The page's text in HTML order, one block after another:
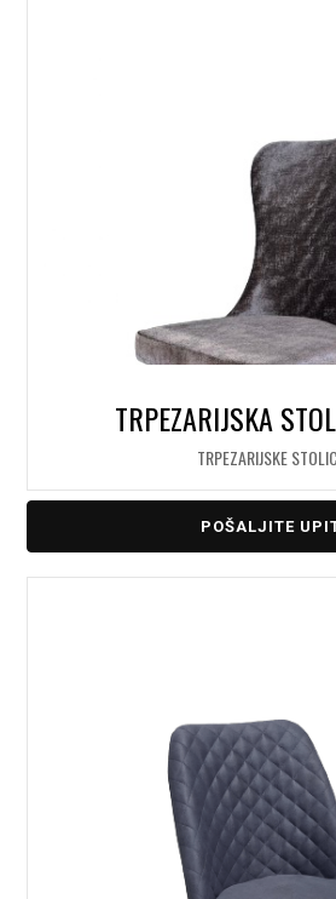
TRPEZARIJSKA
TRPEZARIJSKE
POŠALJITE